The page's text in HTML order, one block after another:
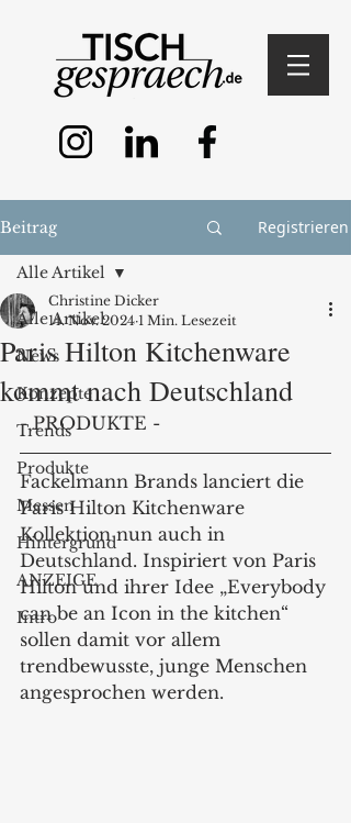
Beitrag Registrieren
Alle Artikel
News
Konzepte
Trends
Produkte
Messen
Hintergrund
ANZEIGE
Intro
Alle Artikel
Paris Hilton Kitchenware
kommt nach Deutschland
Christine Dicker
14. Nov. 2024 1 Min. Lesezeit
- PRODUKTE -
Fackelmann Brands lanciert die
Paris Hilton Kitchenware
Kollektion nun auch in
Deutschland. Inspiriert von Paris
Hilton und ihrer Idee „Everybody
can be an Icon in the kitchen“
sollen damit vor allem
trendbewusste, junge Menschen
angesprochen werden.